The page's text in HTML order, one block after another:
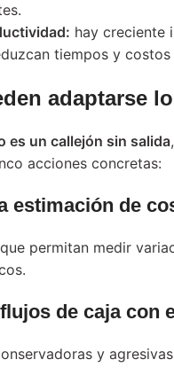
hay creciente
tiempos y costos
adaptarse
es un callejón sin salida
acciones concretas:
estimación de
permitan medir
de caja con
y